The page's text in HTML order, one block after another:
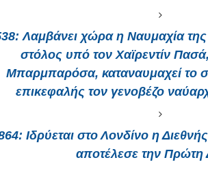
Λαμβάνει χώρα η Ναυμαχία
στόλος υπό τον Χαϊρεντίν
Μπαρμπαρόσα, καταναυμαχεί το
επικεφαλής τον γενοβέζο
Ιδρύεται στο Λονδίνο η
αποτέλεσε την Πρώτη